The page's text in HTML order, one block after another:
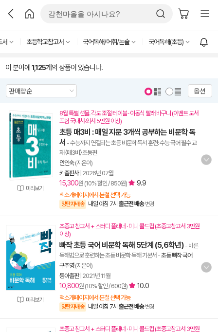
서 초등학교참고서 국어독해/어휘/논술 국어독해(초등)
이 분야에 1,125개의 상품이 있습니다.
옵션
미리보기
8월 특별 선물. 각도 조절 테이블 · 이동식 빨래 바구니 (이벤트 도서
포함 국내서·외서 5만원 이상)
초등 매3비 : 매일 지문 3개씩 공부하는 비문학 독
서 - 수능까지 연결되는 초등 비문학 독서 훈련: 수능 국어 필수 교
재 〈매3비〉 초등편
안인숙(지은이)
키출판사| 2026년 07월
15,300원 (10% 할인 / 850원) 9.9
책소개페이지에서 분철 선택 가능
양탄자배송 내일 아침 7시 출근전 배송 변경
미리보기
초중고 참고서 + 스터디 플래너 · 미니 콜드컵 (초중고참고서 3만원
이상)
빠작 초등 국어 비문학 독해 5단계 (5,6학년) - 바른
독해법으로 훈련하는 초등 비문학 독해 기본서 -초등 빠작 국어
구주영(지은이)
동아출판| 2021년 11월
10,800원 (10% 할인 / 600원) 10.0
책소개페이지에서 분철 선택 가능
양탄자배송 내일 아침 7시 출근전 배송 변경
초중고 참고서 + 스터디 플래너 · 미니 콜드컵 (초중고참고서 3만원